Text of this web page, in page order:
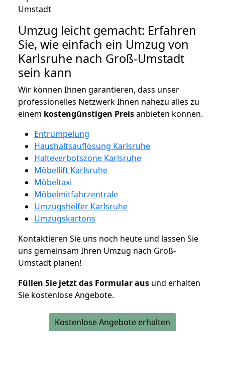
Umzug leicht gemacht: Erfahren
Sie, wie einfach ein Umzug von
Karlsruhe nach Groß-Umstadt
sein kann
Wir können Ihnen garantieren, dass unser
professionelles Netzwerk Ihnen nahezu alles zu
einem kostengünstigen Preisanbieten können.
Entrümpelung
Haushaltsauflösung Karlsruhe
Halteverbotszone Karlsruhe
Möbellift Karlsruhe
Möbeltaxi
Möbelmitfahrzentrale
Umzugshelfer Karlsruhe
Umzugskartons
Kontaktieren Sie uns noch heute und lassen Sie
uns gemeinsam Ihren Umzug nach Groß-
Umstadt planen!
Füllen Sie jetzt das Formular aus und erhalten
Sie kostenlose Angebote.
Kostenlose Angebote erhalten